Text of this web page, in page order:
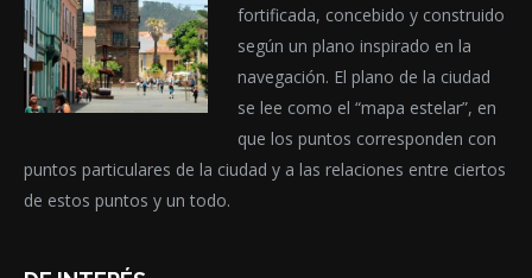
fortificada, concebido y construido
según un plano inspirado en la
navegación. El plano de la ciudad
se lee como el “mapa estelar”, en
que los puntos corresponden con
puntos particulares de la ciudad y a las relaciones entre ciertos
de estos puntos y un todo.